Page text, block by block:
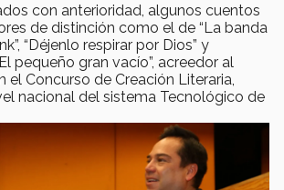
con anterioridad, algunos cuentos
de distinción como el de “La banda
“Déjenlo respirar por Dios” y
pequeño gran vacío”, acreedor al
el Concurso de Creación Literaria,
nacional del sistema Tecnológico de